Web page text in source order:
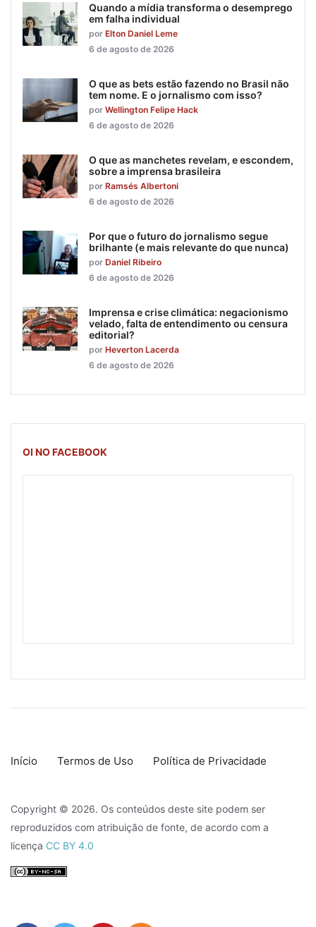
Quando a mídia transforma o desemprego
em falha individual
por Elton Daniel Leme
6 de agosto de 2026
O que as bets estão fazendo no Brasil não
tem nome. E o jornalismo com isso?
por Wellington Felipe Hack
6 de agosto de 2026
O que as manchetes revelam, e escondem,
sobre a imprensa brasileira
por Ramsés Albertoni
6 de agosto de 2026
Por que o futuro do jornalismo segue
brilhante (e mais relevante do que nunca)
por Daniel Ribeiro
6 de agosto de 2026
Imprensa e crise climática: negacionismo
velado, falta de entendimento ou censura
editorial?
por Heverton Lacerda
6 de agosto de 2026
OI NO FACEBOOK
Início Termos de Uso Política de Privacidade
Copyright © 2026. Os conteúdos deste site podem ser
reproduzidos com atribuição de fonte, de acordo com a
licença CC BY 4.0